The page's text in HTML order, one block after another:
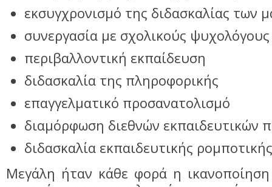
εκσυγχρονισμό της διδασκαλίας των
συνεργασία με σχολικούς ψυχολόγους
περιβαλλοντική εκπαίδευση
διδασκαλία της πληροφορικής
επαγγελματικό προσανατολισμό
διαμόρφωση διεθνών εκπαιδευτικών
διδασκαλία εκπαιδευτικής ρομποτικής
Μεγάλη ήταν κάθε φορά η ικανοποίηση